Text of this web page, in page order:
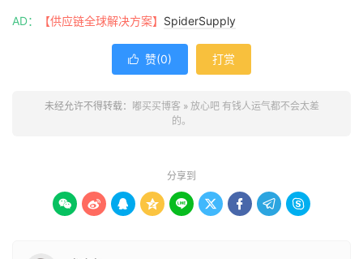
AD： 【供应链全球解决方案】 SpiderSupply
 赞(0) 打赏
未经允许不得转载： 嘟买买博客 » 放心吧 有钱人运气都不会太差
的。
分享到
        